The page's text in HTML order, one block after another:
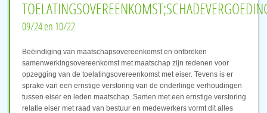
09/24 en 10/22
Beëindiging van maatschapsovereenkomst en ontbreken
samenwerkingsovereenkomst met maatschap zijn redenen voor
opzegging van de toelatingsovereenkomst met eiser. Tevens is er
sprake van een ernstige verstoring van de onderlinge verhoudingen
tussen eiser en leden maatschap. Samen met een ernstige verstoring
relatie eiser met raad van bestuur en medewerkers vormt dit alles